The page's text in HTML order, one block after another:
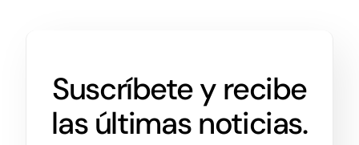
Suscríbete y recibe
las últimas noticias.